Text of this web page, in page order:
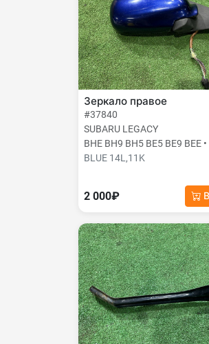
Зеркало правое
#37840
SUBARU LEGACY
BHE BH9 BH5 BE5 BE9 BEE
BLUE 14L,11K
2 000₽